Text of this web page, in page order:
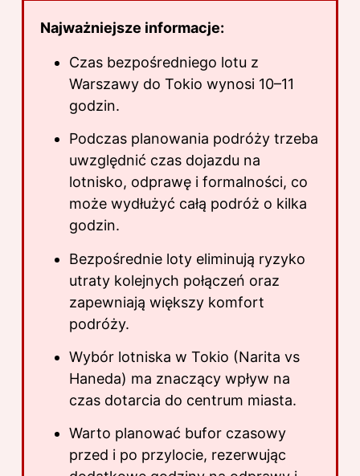
Najważniejsze informacje:
Czas bezpośredniego lotu z
Warszawy do Tokio wynosi 10–11
godzin.
Podczas planowania podróży trzeba
uwzględnić czas dojazdu na
lotnisko, odprawę i formalności, co
może wydłużyć całą podróż o kilka
godzin.
Bezpośrednie loty eliminują ryzyko
utraty kolejnych połączeń oraz
zapewniają większy komfort
podróży.
Wybór lotniska w Tokio (Narita vs
Haneda) ma znaczący wpływ na
czas dotarcia do centrum miasta.
Warto planować bufor czasowy
przed i po przylocie, rezerwując